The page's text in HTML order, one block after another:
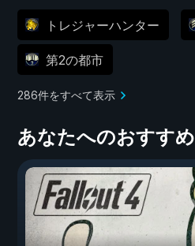
トレジャーハンター
第2の都市
286件をすべて表示
あなたへのおすすめ